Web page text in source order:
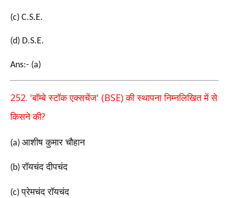
(c) C.S.E.
(d) D.S.E.
Ans:- (a)
252. 'बॉम्बे स्टॉक एक्सचेंज' (BSE)की स्थापना निम्नलिखित में से
किसने की?
(a) आशीष कुमार चौहान
(b)रॉयचंद दीपचंद
(c)प्रेमचंद रॉयचंद